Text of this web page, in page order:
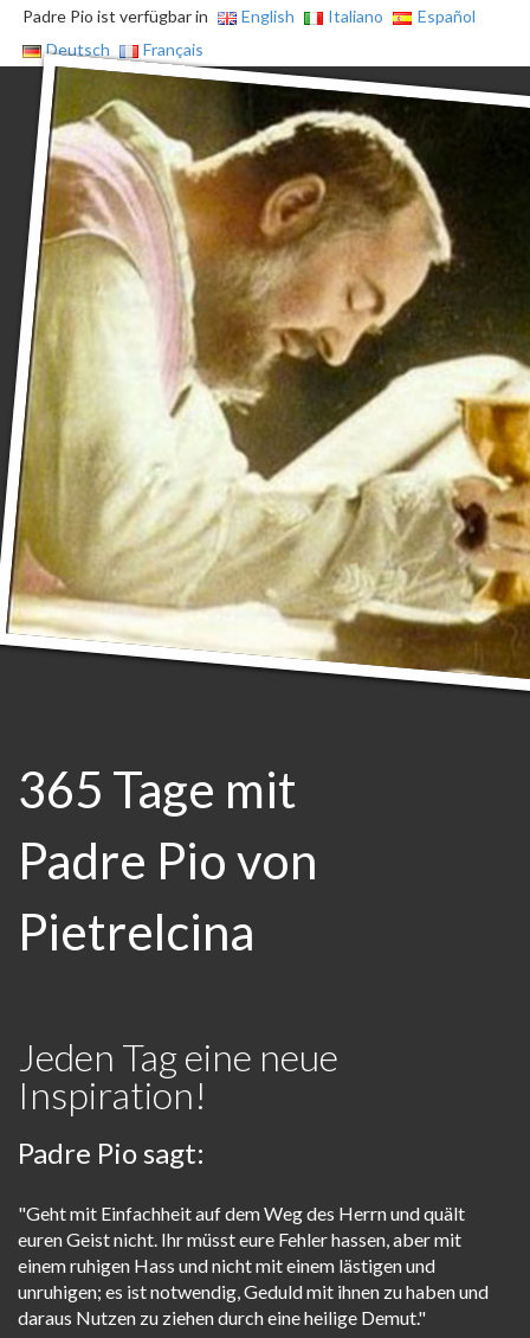
Padre Pio ist verfügbar in English Italiano
Español
Deutsch
Français
365 Tage mit
Padre Pio von
Pietrelcina
Jeden Tag eine neue
Inspiration!
Padre Pio sagt:
"Geht mit Einfachheit auf dem Weg des Herrn und quält
euren Geist nicht. Ihr müsst eure Fehler hassen, aber mit
einem ruhigen Hass und nicht mit einem lästigen und
unruhigen; es ist notwendig, Geduld mit ihnen zu haben und
daraus Nutzen zu ziehen durch eine heilige Demut."